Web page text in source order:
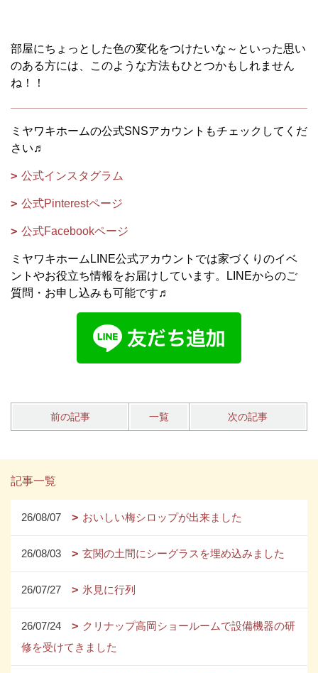
部屋にちょっとした色の変化をつけたいな～といった思い
のある方には、このような方法もひとつかもしれません
ね！！
ミヤワキホームの公式SNSアカウントもチェックしてくだ
さい♬
公式インスタグラム
公式Pinterestページ
公式Facebookページ
ミヤワキホームLINE公式アカウントでは家づくりのイベ
ントやお役立ち情報をお届けしています。LINEからのご
質問・お申し込みも可能です♬
前の記事 一覧 次の記事
記事一覧
26/08/07 おいしい梅シロップが出来ました
26/08/03 玄関の土間にシーグラスを埋め込みました
26/07/27 氷見に行列
26/07/24
クリナップ高岡ショールームで設備機器の研
修を受けてきました